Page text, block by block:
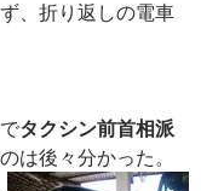
、折り返しの電車
タクシン前首相派
は後々分かった。